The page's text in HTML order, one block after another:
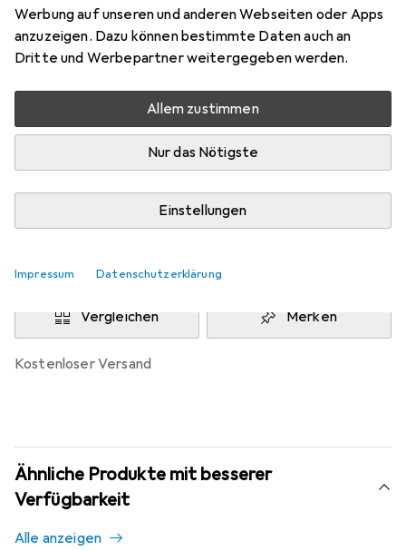
Werbung auf unseren und anderen Webseiten oder Apps
anzuzeigen. Dazu können bestimmte Daten auch an
Dritte und Werbepartner weitergegeben werden.
Allem zustimmen
Nur das Nötigste
Einstellungen
Impressum Datenschutzerklärung
Bewertungen Marke
Mehr von Adidas
6 Stück an Lager beim Lieferanten
Benachrichtigen, wenn schneller verfügbar
Lieferort angeben für genaue Lieferzeit
In den Warenkorb
Vergleichen Merken
kostenloser Versand
Ähnliche Produkte mit besserer
Verfügbarkeit
Alle anzeigen